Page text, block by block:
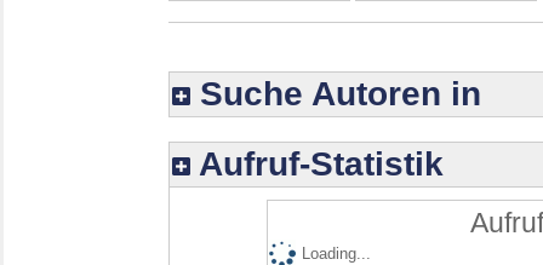
Suche Autoren in
Aufruf-Statistik
Loading...